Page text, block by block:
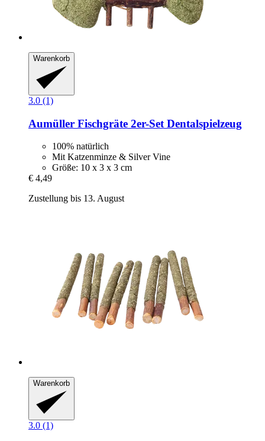
Warenkorb
3.0 (1)
Aumüller Fischgräte 2er-​Set Dentalspielzeug
100% natürlich
Mit Katzenminze & Silver Vine
Größe: 10 x 3 x 3 cm
€ 4,49
Zustellung bis 13. August
Warenkorb
3.0 (1)